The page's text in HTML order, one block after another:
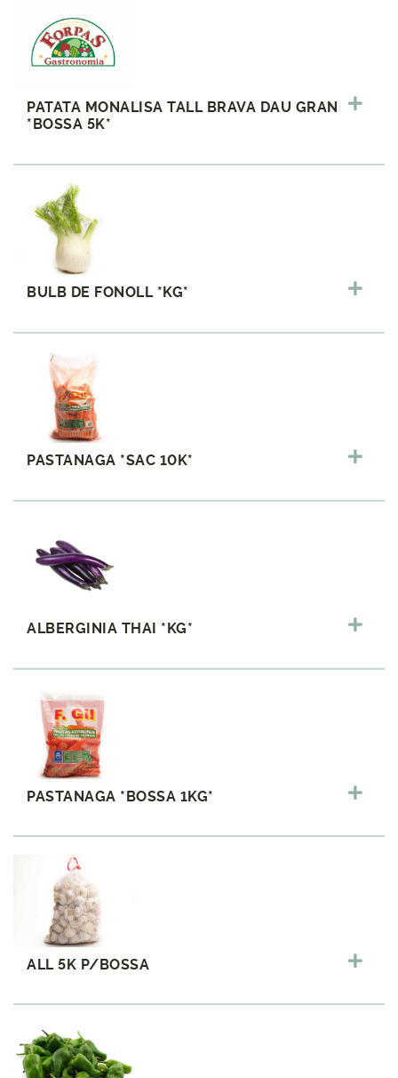
PATATA MONALISA TALL BRAVA DAU GRAN
*BOSSA 5K*
BULB DE FONOLL *KG*
PASTANAGA *SAC 10K*
ALBERGINIA THAI *KG*
PASTANAGA *BOSSA 1KG*
ALL 5K P/BOSSA